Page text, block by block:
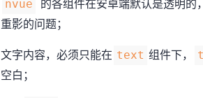
nvue 的各组件在安卓端默认是透明的
重影的问题；
文字内容，必须只能在 text 组件下，
空白；